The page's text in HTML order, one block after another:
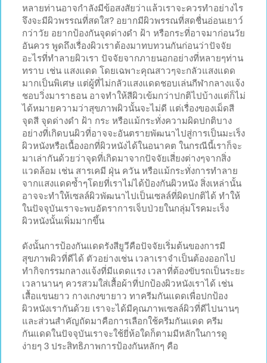
หลายท่านอาจกำลังมีข้อสงสัยว่าแล้วเราจะควรทำอย่างไร
จึงจะมีผิวพรรณที่สดใส? อยากมีผิวพรรณที่สดชื่นอ่อนเยาว์
กว่าวัย อยากป้องกันจุดด่างดำ ฝ้า หรือกระที่อาจมาก่อนวัย
อันควร พูดถึงเรื่องผิวเราต้องมาทบทวนกันก่อนว่าปัจจัย
อะไรที่ทำลายผิวเรา ปัจจัยจากภายนอกอย่างที่หลายๆท่าน
ทราบ เช่น แสงแดด โดยเฉพาะคุณสาวๆจะกลัวแสงแดด
มากเป็นพิเศษ แต่ผู้ที่ไม่กลัวแสงแดดชอบเล่นกีฬากลางแจ้ง
ชอบวิ่งมาราธอน อาจทำให้สีผิวเข้มกว่าปกติไปบ้างแต่ก็ไม่
ได้หมายความว่าสุขภาพผิวนั้นจะไม่ดี แต่เรื่องของเม็ดสี
จุดสี จุดด่างดำ ฝ้า กระ หรือแม้กระทั่งความผิดปกติบาง
อย่างที่เกิดบนผิวที่อาจจะอันตรายพัฒนาไปสู่การเป็นมะเร็ง
ผิวหนังหรือเนื้องอกที่ผิวหนังได้ในอนาคต ในกรณีนี้เราก็จะ
มาเล่ากันด้วยว่าจุดที่เกิดมาจากปัจจัยเสี่ยงต่างๆจากสิ่ง
แวดล้อม เช่น สารเคมี ฝุ่น ควัน หรือแม้กระทั่งการทำลาย
จากแสงแดดซ้ำๆโดยที่เราไม่ได้ป้องกันผิวหนัง สิ่งเหล่านั้น
อาจจะทำให้เซลล์ผิวพัฒนาไปเป็นเซลล์ที่ผิดปกติได้ ทำให้
ในปัจจุบันเราจะพบอัตราการเจ็บป่วยในกลุ่มโรคมะเร็ง
ผิวหนังนั้นเพิ่มมากขึ้น
ดังนั้นการป้องกันแดดรังสียูวีคือปัจจัยเริ่มต้นของการมี
สุขภาพผิวที่ดีได้ ตัวอย่างเช่น เวลาเราจำเป็นต้องออกไป
ทำกิจกรรมกลางแจ้งที่มีแดดแรง เวลาที่ต้องขับรถเป็นระยะ
เวลานานๆ ควรสวมใส่เสื้อผ้าที่ปกป้องผิวหนังเราได้ เช่น
เสื้อแขนยาว กางเกงขายาว ทาครีมกันแดดเพื่อปกป้อง
ผิวหนังเรากันด้วย เราจะได้มีคุณภาพเซลล์ผิวที่ดีไปนานๆ
และส่วนสำคัญถัดมาคือการเลือกใช้ครีมกันแดด ครีม
กันแดดในปัจจุบันเราจะใช้ยี่ห้อใดก็ตามมีหลักในการดู
ง่ายๆ 3 ประสิทธิภาพการป้องกันหลักๆ คือ